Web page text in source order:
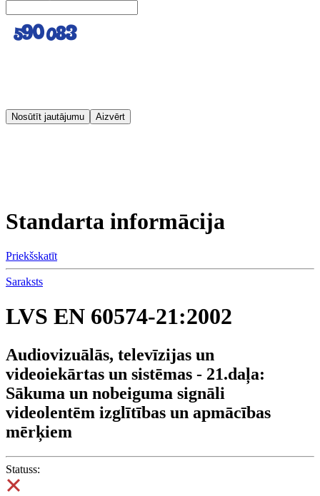
Nosūtīt jautājumu Aizvērt
Standarta informācija
Priekšskatīt
Saraksts
LVS EN 60574-21:2002
Audiovizuālās, televīzijas un
videoiekārtas un sistēmas - 21.daļa:
Sākuma un nobeiguma signāli
videolentēm izglītības un apmācības
mērķiem
Statuss: